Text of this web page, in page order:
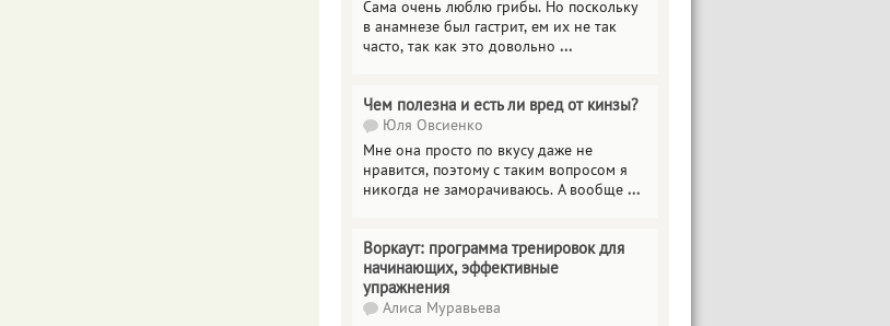
Сама очень люблю грибы. Но поскольку
в анамнезе был гастрит, ем их не так
часто, так как это довольно ...
Чем полезна и есть ли вред от кинзы?
Юля Овсиенко
Мне она просто по вкусу даже не
нравится, поэтому с таким вопросом я
никогда не заморачиваюсь. А вообще ...
Воркаут: программа тренировок для
начинающих, эффективные
упражнения
Алиса Муравьева